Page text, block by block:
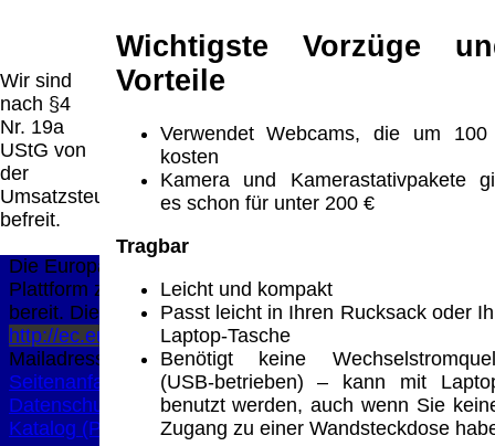
Wir sind
nach §4
Nr. 19a
UStG von
der
Umsatzsteuer
befreit.
Wichtigste Vorzüge
Vorteile
Verwendet Webcams, die um
kosten
Kamera und Kamerastativpakete
es schon für unter 200 €
Tragbar
Leicht und kompakt
Passt leicht in Ihren Rucksack oder
Laptop-Tasche
Benötigt keine
(USB-betrieben) – kann mit
benutzt werden, auch wenn Sie
Zugang zu einer Wandsteckdose
Anbringung eines Links, die Inhalte der
gelinkten Seite ggf. mit zu verantworten hat.
Dieses kann nur dadurch verhindert werden,
dass man sich ausdrücklich von diesen
Inhalten distanziert. Hiermit distanzieren wir
uns ausdrücklich von allen Inhalten, aller
gelinkten Seiten auf unserer Homepage und
machen uns diese Inhalte nicht zu eigen.
Diese Erklärung gilt für alle auf unserer
Homepage angebrachten Links.
Die Europäische Kommission stellt eine
Plattform zur Online-Streitbeilegung (OS)
bereit. Die Plattform finden Sie unter
http://ec.europa.eu/consumers/odr/
Mailadresse lautet:info@meteor.vision.
Seitenanfang
Impressum AGB Widerruf
Datenschutz
Urheberrechte Kontakt Links
Katalog (PDF)
Sitemap